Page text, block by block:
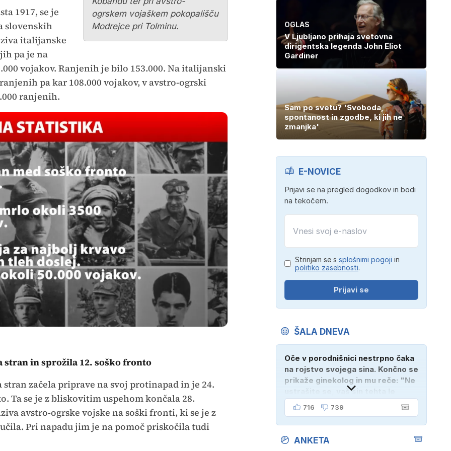
ogrskem vojaškem pokopališču
Modrejce pri Tolminu.
1917, se je
slovenskih
italijanske
pa je na
vojakov. Ranjenih je bilo 153.000. Na italijanski
pa kar 108.000 vojakov, v avstro-ogrski
ranjenih.
in sprožila 12. soško fronto
začela priprave na svoj protinapad in je 24.
Ta se je z bliskovitim uspehom končala 28.
avstro-ogrske vojske na soški fronti, ki se je z
Pri napadu jim je na pomoč priskočila tudi
OGLAS
V Ljubljano prihaja svetovna
dirigentska legenda John Eliot
Gardiner
Sam po svetu? 'Svoboda,
spontanost in zgodbe, ki jih ne
zmanjka'
E-NOVICE
Prijavi se na pregled dogodkov in bodi
na tekočem.
Strinjam se s splošnimi pogoji in
politiko zasebnosti.
Prijavi se
ŠALA DNEVA
Oče v porodnišnici nestrpno čaka
na rojstvo svojega sina. Končno se
prikaže ginekolog in mu reče: "Ne
ustrašite se, vaš sin tehta le
dober kilogram!" "Nič čudnega,
gospod doktor, saj se z ženo
poznava šele tri mesece."
716 739
ANKETA